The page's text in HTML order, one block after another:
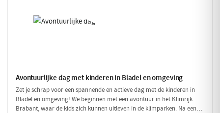
Avontuurlijke dag met kinderen in Bladel en omgeving
Zet je schrap voor een spannende en actieve dag met de kinderen in
Bladel en omgeving! We beginnen met een avontuur in het Klimrijk
Brabant, waar de kids zich kunnen uitleven in de klimparken. Na een